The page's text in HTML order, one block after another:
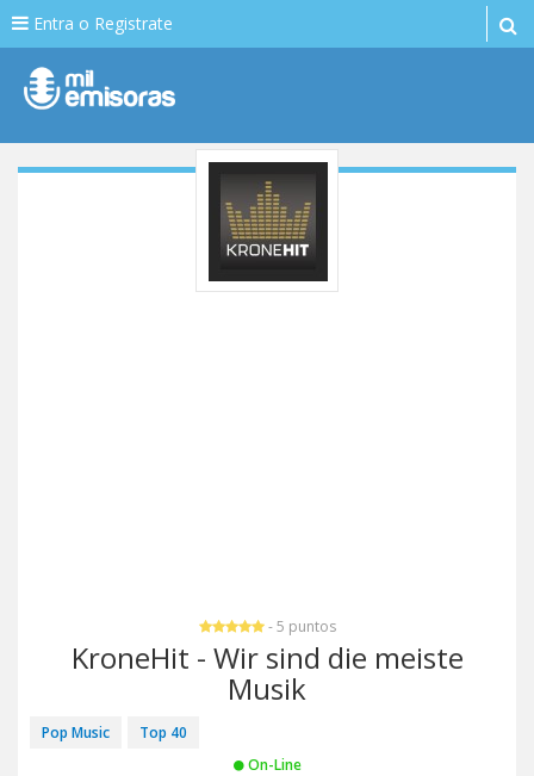
Entra o Registrate
- 5 puntos
KroneHit - Wir sind die meiste
Musik
Pop Music
Top 40
On-Line